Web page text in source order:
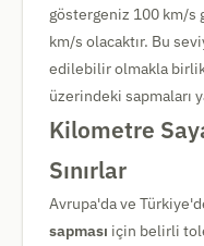
göstergeniz 100 km/s
km/s olacaktır. Bu
edilebilir olmakla
üzerindeki sapmaları
Kilometre
Sınırlar
Avrupa'da ve
sapması için belirli